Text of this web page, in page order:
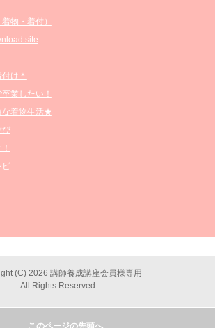
物・着付）
site
け＊
業したい！
着物生活★
び
ピ
(C) 2026 講師養成講座会員様専用
All Rights Reserved.
このページの先頭へ